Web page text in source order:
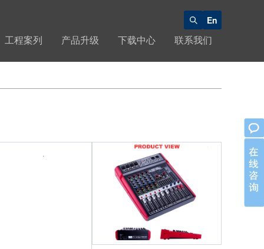
En
工程案列 产品升级 下载中心 联系我们